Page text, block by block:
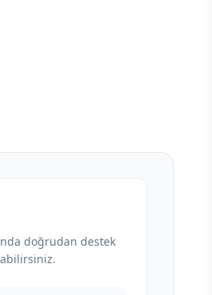
doğrudan destek